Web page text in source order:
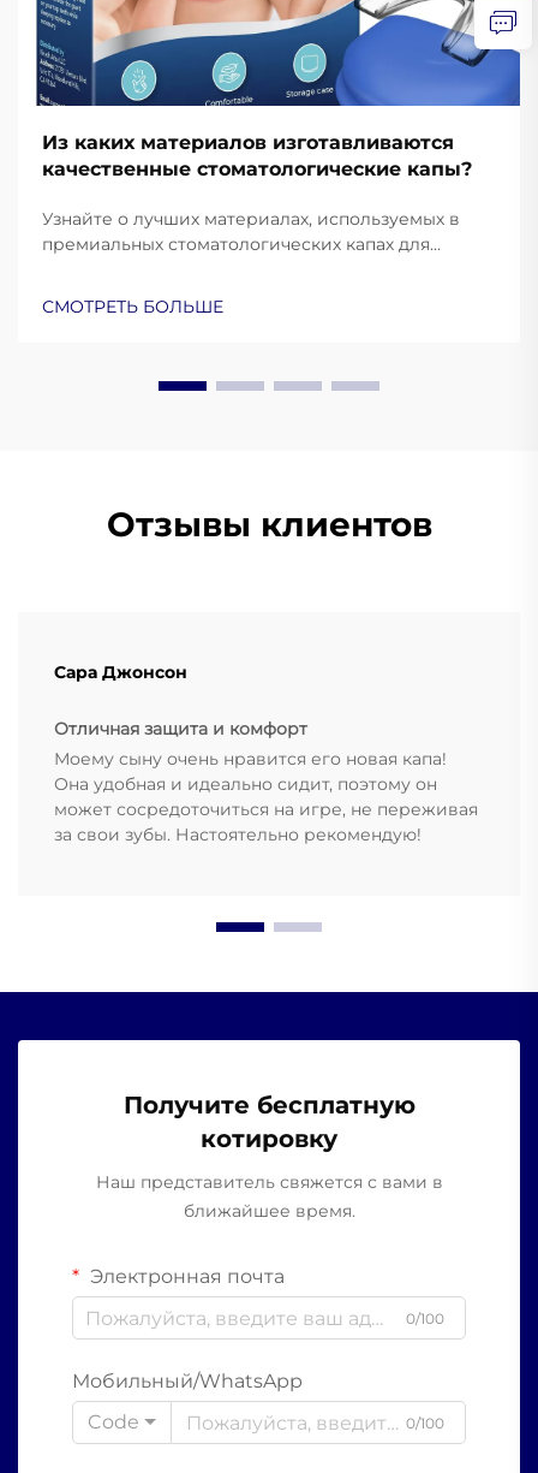
Из каких материалов изготавливаются
качественные стоматологические капы?
Узнайте о лучших материалах, используемых в
премиальных стоматологических капах для
улучшают эксплуатационные характеристики.
СМОТРЕТЬ БОЛЬШЕ
Отзывы клиентов
Сара Джонсон
Отличная защита и комфорт
Моему сыну очень нравится его новая капа!
Она удобная и идеально сидит, поэтому он
может сосредоточиться на игре, не переживая
за свои зубы. Настоятельно рекомендую!
Получите бесплатную
котировку
Наш представитель свяжется с вами в
ближайшее время.
Электронная почта
0/100
Мобильный/WhatsApp
Code
0/100